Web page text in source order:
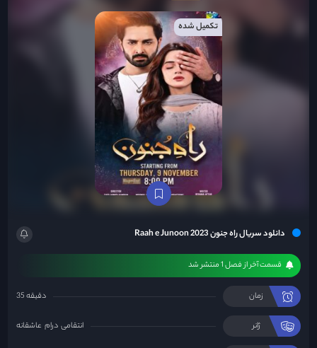
دانلود سریال راه جنون Raah e Junoon 2023
قسمت آخر از فصل 1 منتشر شد
زمان 35 دقیقه
ژانر انتقامی درام عاشقانه
تکمیل شده